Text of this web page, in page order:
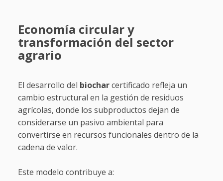
Economía circular y
transformación del sector
agrario
El desarrollo del biocharcertificado refleja un
cambio estructural en la gestión de residuos
agrícolas, donde los subproductos dejan de
considerarse un pasivo ambiental para
convertirse en recursos funcionales dentro de la
cadena de valor.
Este modelo contribuye a: